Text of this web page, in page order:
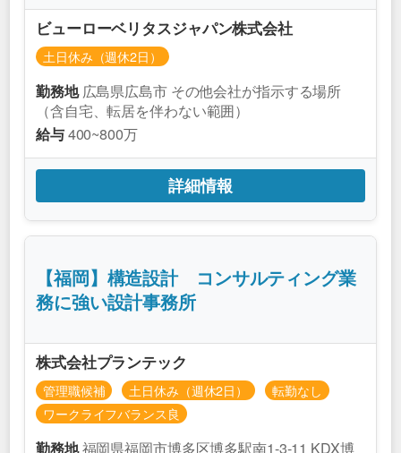
ビューローベリタスジャパン株式会社
土日休み（週休2日）
勤務地広島県広島市 その他会社が指示する場所
（含自宅、転居を伴わない範囲）
給与400~800万
詳細情報
【福岡】構造設計 コンサルティング業
務に強い設計事務所
株式会社プランテック
管理職候補 土日休み（週休2日）
転勤なし
ワークライフバランス良
勤務地福岡県福岡市博多区博多駅南1-3-11 KDX博